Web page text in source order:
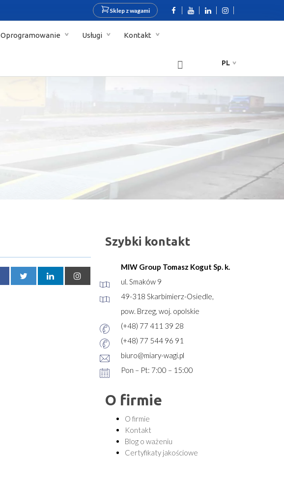
Sklep z wagami
Oprogramowanie Usługi Kontakt
PL
Szybki kontakt
MIW Group Tomasz Kogut Sp. k.
ul. Smaków 9
49-318 Skarbimierz-Osiedle,
pow. Brzeg, woj. opolskie
(+48) 77 411 39 28
(+48) 77 544 96 91
biuro@miary-wagi.pl
Pon – Pt: 7:00 – 15:00
O firmie
O firmie
Kontakt
Blog o ważeniu
Certyfikaty jakościowe